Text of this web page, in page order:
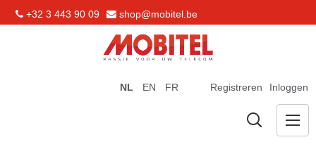
+32 3 443 90 09 shop@mobitel.be
Registreren Inloggen
NL EN FR